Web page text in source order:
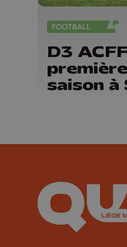
FOOTBALL
D3
saison